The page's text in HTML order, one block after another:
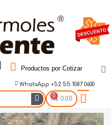
Productos por Cotizar
WhatsApp +52 55 1087 0600
$ 0.00